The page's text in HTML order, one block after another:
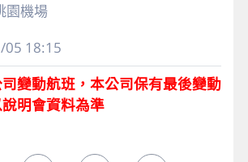
園機場
05 18:15
變動航班，本公司保有最後變動
明會資料為準